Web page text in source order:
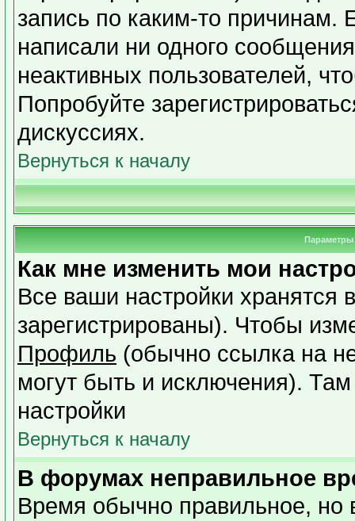
запись по каким-то причинам.
написали ни одного
неактивных пользователей,
Попробуйте
дискуссиях.
Вернуться к началу
Параметры
Как мне изменить мои
Все ваши настройки хранятся
зарегистрированы). Чтобы
Профиль (обычно ссылка на
могут быть и исключения).
настройки
Вернуться к началу
В форумах неправильное
Время обычно правильное, но